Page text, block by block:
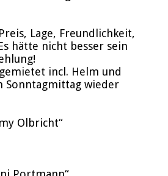
Lage, Freundlichkeit,
hätte nicht besser sein
incl. Helm und
Sonntagmittag wieder